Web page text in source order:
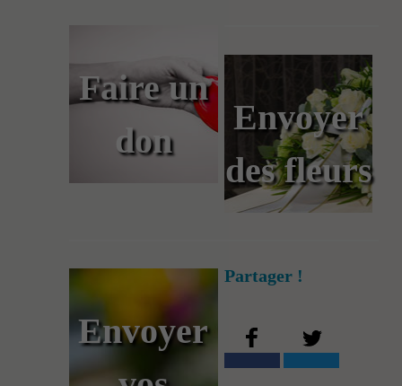
Faire un
don
Envoyer
des fleurs
Envoyer
Partager !